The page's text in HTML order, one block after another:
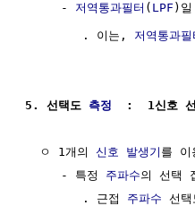
     -
저역통과필터 ( LPF )
        . 이는,
저역통과필
5. 선택도 측정
:  1신호
  ㅇ 1개의
신호 발생기 를 이
     - 특정
주파수의 선택
        . 근접
주파수 선